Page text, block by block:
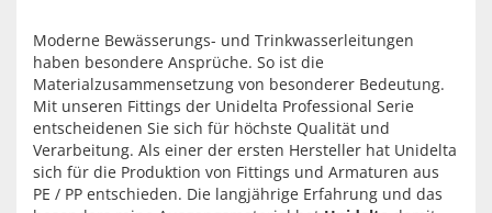
Moderne Bewässerungs- und Trinkwasserleitungen
haben besondere Ansprüche. So ist die
Materialzusammensetzung von besonderer Bedeutung.
Mit unseren Fittings der Unidelta Professional Serie
entscheidenen Sie sich für höchste Qualität und
Verarbeitung. Als einer der ersten Hersteller hat Unidelta
sich für die Produktion von Fittings und Armaturen aus
PE / PP entschieden. Die langjährige Erfahrung und das